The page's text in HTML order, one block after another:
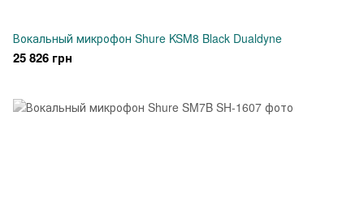
Вокальный микрофон Shure KSM8 Black Dualdyne
25 826 грн